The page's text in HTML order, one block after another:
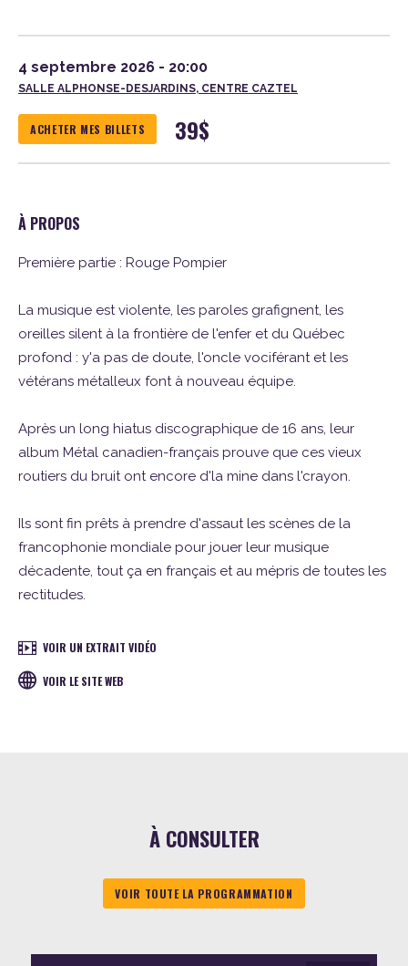
4 septembre 2026 - 20:00
SALLE ALPHONSE-DESJARDINS, CENTRE CAZTEL
ACHETER MES BILLETS 39$
À PROPOS
Première partie : Rouge Pompier
La musique est violente, les paroles grafignent, les
oreilles silent à la frontière de l'enfer et du Québec
profond : y'a pas de doute, l'oncle vociférant et les
vétérans métalleux font à nouveau équipe.
Après un long hiatus discographique de 16 ans, leur
album Métal canadien-français prouve que ces vieux
routiers du bruit ont encore d'la mine dans l'crayon.
Ils sont fin prêts à prendre d'assaut les scènes de la
francophonie mondiale pour jouer leur musique
décadente, tout ça en français et au mépris de toutes les
rectitudes.
VOIR UN EXTRAIT VIDÉO
VOIR LE SITE WEB
À CONSULTER
VOIR TOUTE LA PROGRAMMATION